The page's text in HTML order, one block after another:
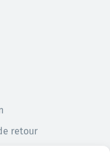
retour